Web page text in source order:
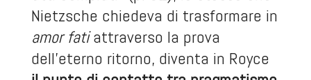
Nietzsche chiedeva di trasformare in
amor fatiattraverso la prova
dell’eterno ritorno, diventa in Royce